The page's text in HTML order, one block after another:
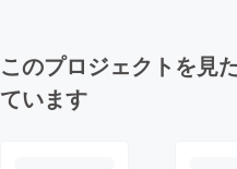
このプロジェクトを見
ています